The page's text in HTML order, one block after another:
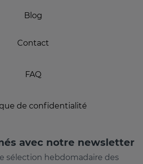
Blog
Contact
FAQ
de confidentialité
avec notre newsletter
sélection hebdomadaire des